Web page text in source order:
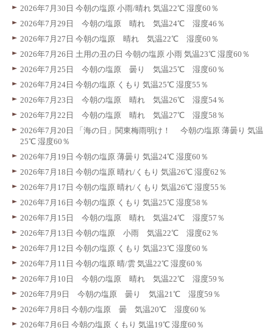
2026年7月30日 今朝の塩原 小雨/晴れ 気温22℃ 湿度60％
2026年7月29日 今朝の塩原 晴れ 気温24℃ 湿度46％
2026年7月27日 今朝の塩原 晴れ 気温22℃ 湿度60％
2026年7月26日 土用の丑の日 今朝の塩原 小雨 気温23℃ 湿度60％
2026年7月25日 今朝の塩原 曇り 気温25℃ 湿度60％
2026年7月24日 今朝の塩原 くもり 気温25℃ 湿度55％
2026年7月23日 今朝の塩原 晴れ 気温26℃ 湿度54％
2026年7月22日 今朝の塩原 晴れ 気温27℃ 湿度58％
2026年7月20日 「海の日」関東梅雨明け！ 今朝の塩原 薄曇り 気温
25℃ 湿度60％
2026年7月19日 今朝の塩原 薄曇り 気温24℃ 湿度60％
2026年7月18日 今朝の塩原 晴れ/くもり 気温26℃ 湿度62％
2026年7月17日 今朝の塩原 晴れ/くもり 気温26℃ 湿度55％
2026年7月16日 今朝の塩原 くもり 気温25℃ 湿度58％
2026年7月15日 今朝の塩原 晴れ 気温24℃ 湿度57％
2026年7月13日 今朝の塩原 小雨 気温22℃ 湿度62％
2026年7月12日 今朝の塩原 くもり 気温23℃ 湿度60％
2026年7月11日 今朝の塩原 晴/雲 気温22℃ 湿度60％
2026年7月10日 今朝の塩原 晴れ 気温22℃ 湿度59％
2026年7月9日 今朝の塩原 曇り 気温21℃ 湿度59％
2026年7月8日 今朝の塩原 曇 気温20℃ 湿度60％
2026年7月6日 今朝の塩原 くもり 気温19℃ 湿度60％